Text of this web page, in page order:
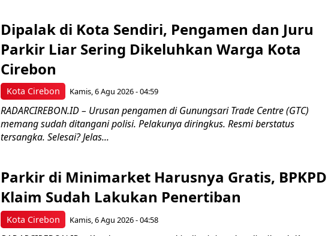
Kota Cirebon
Dipalak di Kota Sendiri, Pengamen dan Juru
Parkir Liar Sering Dikeluhkan Warga Kota
Cirebon
Kamis, 6 Agu 2026 - 04:59
RADARCIREBON.ID – Urusan pengamen di Gunungsari Trade Centre (GTC)
memang sudah ditangani polisi. Pelakunya diringkus. Resmi berstatus
tersangka. Selesai? Jelas...
Kota Cirebon
Parkir di Minimarket Harusnya Gratis, BPKPD
Klaim Sudah Lakukan Penertiban
Kamis, 6 Agu 2026 - 04:58